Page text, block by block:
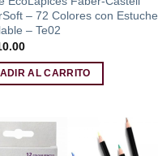
– 72 Colores con Estuche
– Te02
AL CARRITO